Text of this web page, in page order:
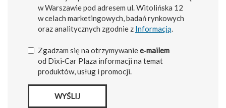
w Warszawie pod adresem ul. Witolińska 12
w celach marketingowych, badań rynkowych
oraz analitycznych zgodnie z Informacją.
Zgadzam się na otrzymywaniee‑mailem
od Dixi‑Car Plaza informacji na temat
produktów, usług i promocji.
WYŚLIJ